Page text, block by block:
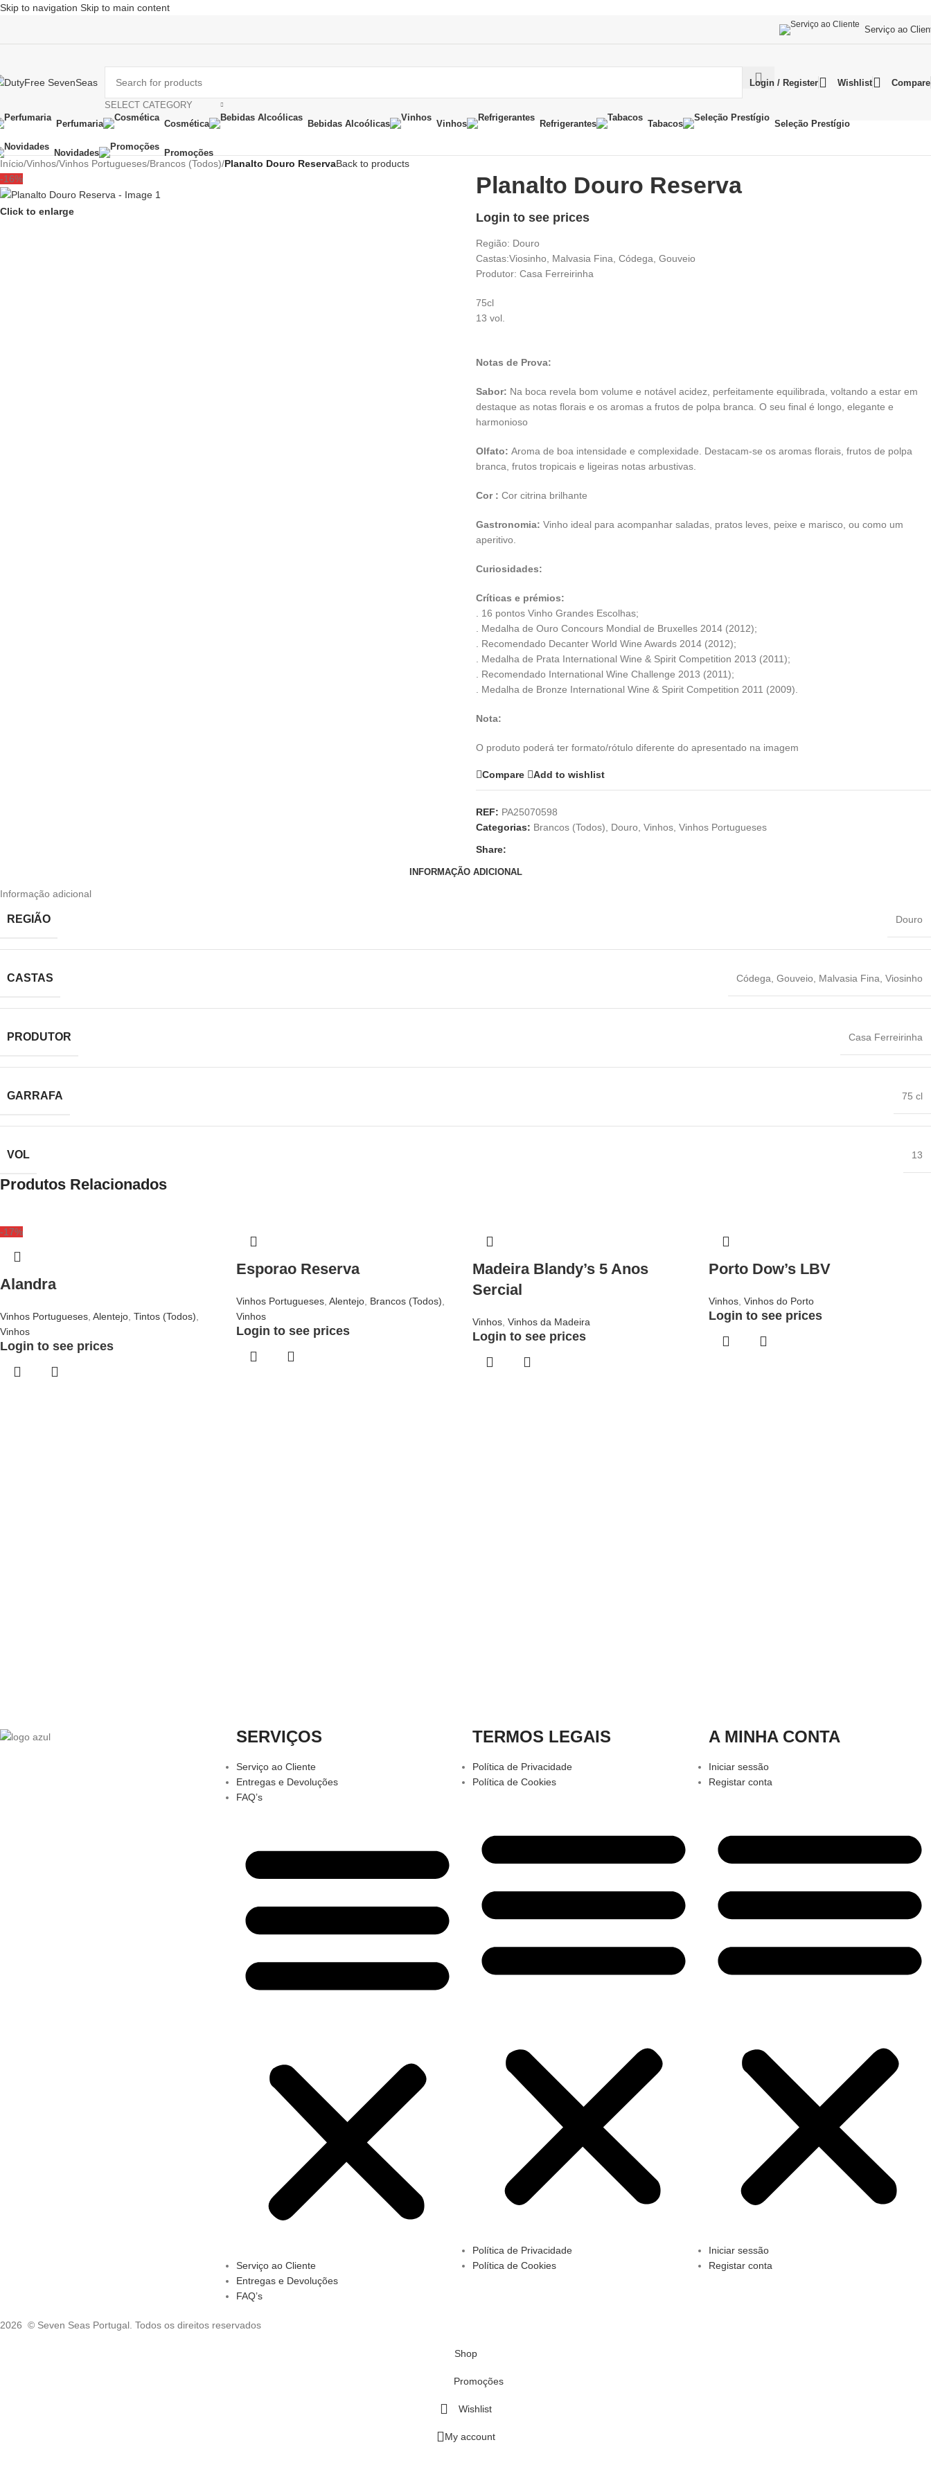
Skip to navigation Skip to main content
Serviço ao
SELECT CATEGORY
Login / Register Wishlist Compare
Perfumaria Cosmética Bebidas Alcoólicas Vinhos Refrigerantes Tabacos Seleção Prestígio
Novidades Promoções
Início/Vinhos/Vinhos Portugueses/Brancos (Todos)/Planalto Douro ReservaBack to products
-16%
Click to enlarge
Planalto Douro Reserva
Login to see prices
Região: Douro
Castas:Viosinho, Malvasia Fina, Códega, Gouveio
Produtor: Casa Ferreirinha
75cl
13 vol.
Notas de Prova:
Sabor: Na boca revela bom volume e notável acidez, perfeitamente equilibrada, voltando a estar em
destaque as notas florais e os aromas a frutos de polpa branca. O seu final é longo, elegante e
harmonioso
Olfato: Aroma de boa intensidade e complexidade. Destacam-se os aromas florais, frutos de polpa
branca, frutos tropicais e ligeiras notas arbustivas.
Cor : Cor citrina brilhante
Gastronomia: Vinho ideal para acompanhar saladas, pratos leves, peixe e marisco, ou como um
aperitivo.
Curiosidades:
Críticas e prémios:
. 16 pontos Vinho Grandes Escolhas;
. Medalha de Ouro Concours Mondial de Bruxelles 2014 (2012);
. Recomendado Decanter World Wine Awards 2014 (2012);
. Medalha de Prata International Wine & Spirit Competition 2013 (2011);
. Recomendado International Wine Challenge 2013 (2011);
. Medalha de Bronze International Wine & Spirit Competition 2011 (2009).
Nota:
O produto poderá ter formato/rótulo diferente do apresentado na imagem
Compare Add to wishlist
REF: PA25070598
Categorias: Brancos (Todos) Douro Vinhos Vinhos Portugueses
Share:
INFORMAÇÃO ADICIONAL
Informação adicional
REGIÃO Douro
CASTAS Códega Gouveio Malvasia Fina Viosinho
PRODUTOR Casa Ferreirinha
GARRAFA 75 cl
VOL 13
Produtos Relacionados
-17%
Alandra
Vinhos Portugueses Alentejo Tintos (Todos)
Vinhos
Login to see prices
Esporao Reserva
Vinhos Portugueses Alentejo Brancos (Todos)
Vinhos
Login to see prices
Madeira Blandy’s 5 Anos
Sercial
Vinhos Vinhos da Madeira
Login to see prices
Porto Dow’s LBV
Vinhos Vinhos do Porto
Login to see prices
SERVIÇOS
Serviço ao Cliente
Entregas e Devoluções
FAQ’s
Serviço ao Cliente
Entregas e Devoluções
FAQ’s
TERMOS LEGAIS
Política de Privacidade
Política de Cookies
Política de Privacidade
Política de Cookies
A MINHA CONTA
Iniciar sessão
Registar conta
Iniciar sessão
Registar conta
2026 © Seven Seas Portugal. Todos os direitos reservados
Shop
Promoções
Wishlist
My account